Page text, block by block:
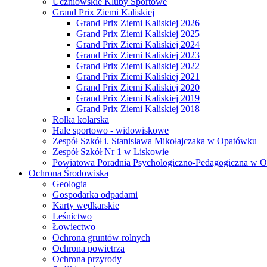
Grand Prix Ziemi Kaliskiej
Grand Prix Ziemi Kaliskiej 2026
Grand Prix Ziemi Kaliskiej 2025
Grand Prix Ziemi Kaliskiej 2024
Grand Prix Ziemi Kaliskiej 2023
Grand Prix Ziemi Kaliskiej 2022
Grand Prix Ziemi Kaliskiej 2021
Grand Prix Ziemi Kaliskiej 2020
Grand Prix Ziemi Kaliskiej 2019
Grand Prix Ziemi Kaliskiej 2018
Rolka kolarska
Hale sportowo - widowiskowe
Zespół Szkół i. Stanisława Mikołajczaka w Opatówku
Zespół Szkół Nr 1 w Liskowie
Powiatowa Poradnia Psychologiczno-Pedagogiczna w
Ochrona Środowiska
Geologia
Gospodarka odpadami
Karty wędkarskie
Leśnictwo
Łowiectwo
Ochrona gruntów rolnych
Ochrona powietrza
Ochrona przyrody